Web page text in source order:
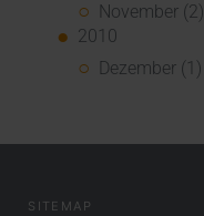
November (2)
2010
Dezember (1)
SITEMAP